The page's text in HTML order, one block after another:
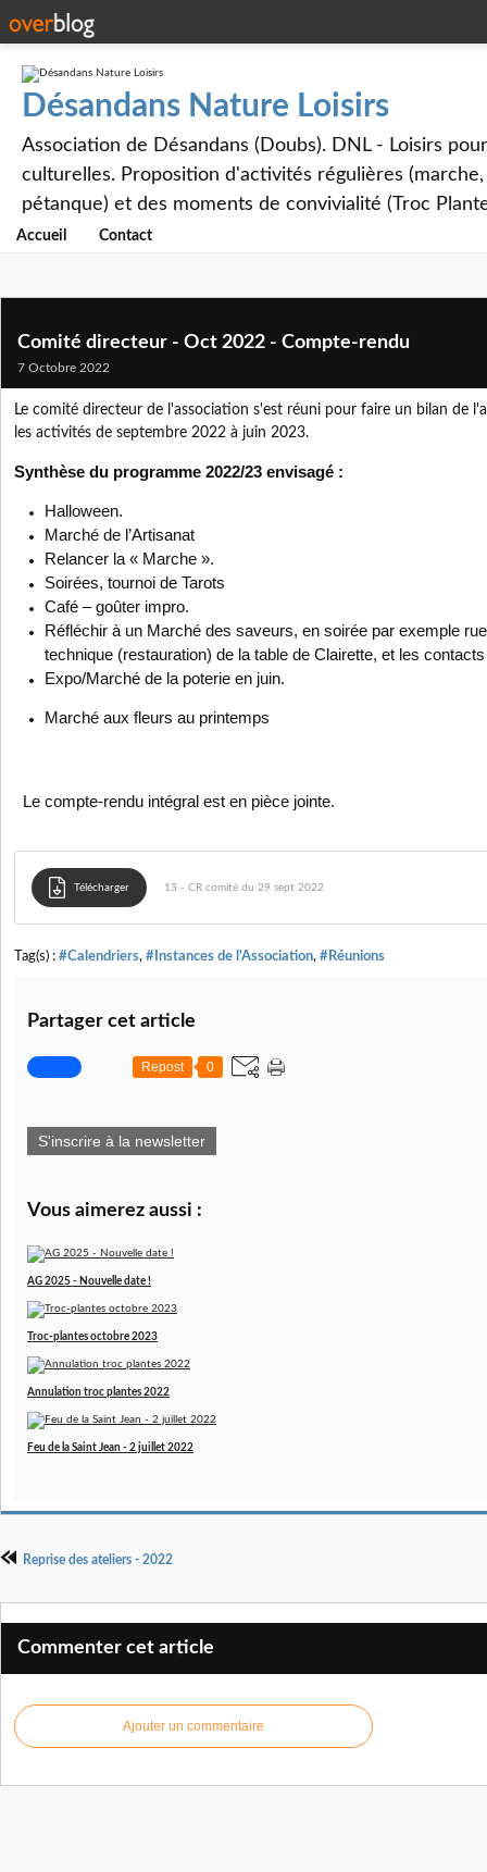
Désandans Nature Loisirs
Association de Désandans (Doubs). DNL - Loisirs
culturelles. Proposition d'activités régulières
pétanque) et des moments de convivialité (Troc
Accueil Contact
Comité directeur - Oct 2022 - Compte-rendu
7 Octobre 2022
Le comité directeur de l'association s'est réuni pour faire un bilan de
les activités de septembre 2022 à juin 2023.
Synthèse du programme 2022/23 envisagé :
Halloween.
Marché de l’Artisanat
Relancer la « Marche ».
Soirées, tournoi de Tarots
Café – goûter impro.
Réfléchir à un Marché des saveurs, en soirée par exemple
technique (restauration) de la table de Clairette, et les
Expo/Marché de la poterie en juin.
Marché aux fleurs au printemps
Le compte-rendu intégral est en pièce jointe.
Télécharger 13 - CR comité du 29 sept 2022
Tag(s) : #Calendriers, #Instances de l'Association, #Réunions
Partager cet article
Repost 0
S'inscrire à la newsletter
Vous aimerez aussi :
AG 2025 - Nouvelle date !
Troc-plantes octobre 2023
Annulation troc plantes 2022
Feu de la Saint Jean - 2 juillet 2022
Reprise des ateliers - 2022
Commenter cet article
Ajouter un commentaire